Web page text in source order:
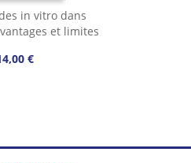
in vitro dans
et limites
€